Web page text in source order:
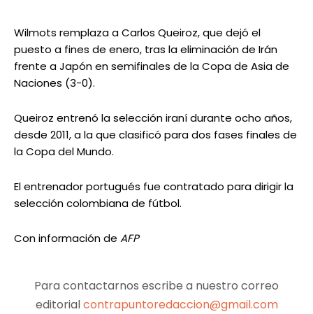
Wilmots remplaza a Carlos Queiroz, que dejó el
puesto a fines de enero, tras la eliminación de Irán
frente a Japón en semifinales de la Copa de Asia de
Naciones (3-0).
Queiroz entrenó la selección iraní durante ocho años,
desde 2011, a la que clasificó para dos fases finales de
la Copa del Mundo.
El entrenador portugués fue contratado para dirigir la
selección colombiana de fútbol.
Con información de AFP
Para contactarnos escribe a nuestro correo
editorialcontrapuntoredaccion@gmail.com